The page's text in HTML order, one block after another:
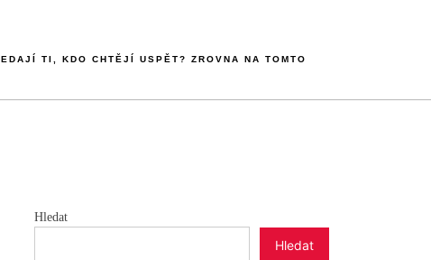
TI, KDO CHTĚJÍ USPĚT? ZROVNA NA TOMTO
Hledat
Hledat